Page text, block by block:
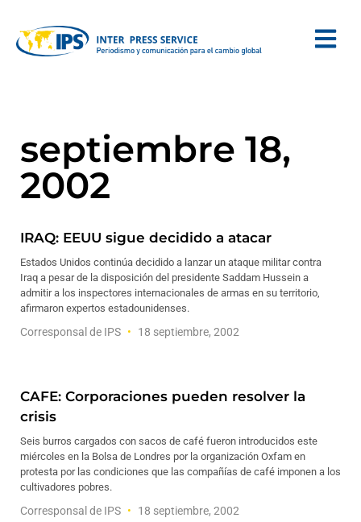
septiembre 18,
2002
IRAQ: EEUU sigue decidido a atacar
Estados Unidos continúa decidido a lanzar un ataque militar contra
Iraq a pesar de la disposición del presidente Saddam Hussein a
admitir a los inspectores internacionales de armas en su territorio,
afirmaron expertos estadounidenses.
Corresponsal de IPS 18 septiembre, 2002
CAFE: Corporaciones pueden resolver la
crisis
Seis burros cargados con sacos de café fueron introducidos este
miércoles en la Bolsa de Londres por la organización Oxfam en
protesta por las condiciones que las compañías de café imponen a los
cultivadores pobres.
Corresponsal de IPS 18 septiembre, 2002